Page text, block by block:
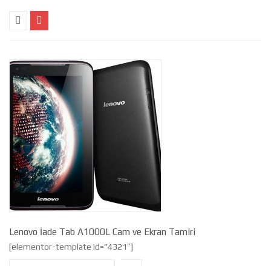
Lenovo İade Tab A1000L Cam ve Ekran Tamiri
[elementor-template id=”4321″]